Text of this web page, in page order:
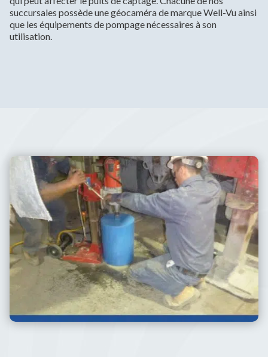
succursales possède une géocaméra de marque Well-Vu ainsi
que les équipements de pompage nécessaires à son
utilisation.